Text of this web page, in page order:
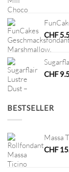
CHF
CHF
BESTSELLER
Massa
CHF